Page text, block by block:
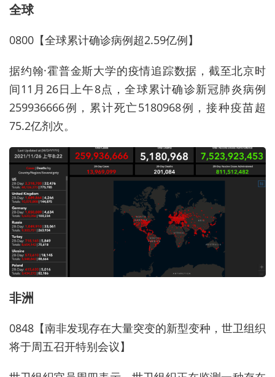
全球
0800【全球累计确诊病例超2.59亿例】
据约翰·霍普金斯大学的疫情追踪数据，截至北京时
间11月26日上午8点，全球累计确诊新冠肺炎病例
259936666例，累计死亡5180968例，接种疫苗超
75.2亿剂次。
非洲
0848【南非发现存在大量突变的新型变种，世卫组织
将于周五召开特别会议】